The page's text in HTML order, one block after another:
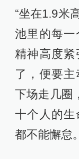
“坐在1.9米
池里的每
精神高度
了，便要主
下场走几圈
十个人的
都不能懈怠